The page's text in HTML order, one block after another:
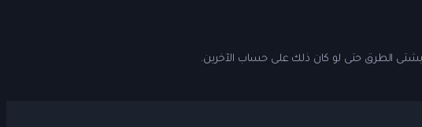
الطرق حتى لو كان ذلك على حساب الآخرين.